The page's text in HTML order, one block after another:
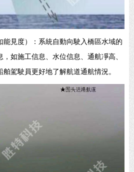
能見度）：系統自動向駛入橋區水域的
如施工信息、水位信息、通航凈高、
駕駛員更好地了解航道通航情況。